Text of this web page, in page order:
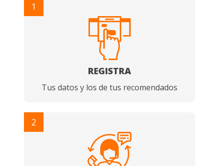
1
REGISTRA
Tus datos y los de tus recomendados
2